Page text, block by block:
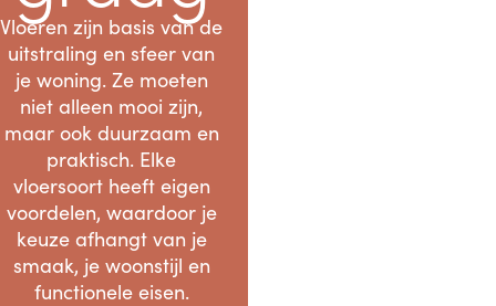
Vloeren zijn basis van de
uitstraling en sfeer van
je woning. Ze moeten
niet alleen mooi zijn,
maar ook duurzaam en
praktisch. Elke
vloersoort heeft eigen
voordelen, waardoor je
keuze afhangt van je
smaak, je woonstijl en
functionele eisen.